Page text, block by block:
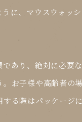
に、マウスウォッ
あり、絶対に必要
お子様や高齢者の
る際はパッケー